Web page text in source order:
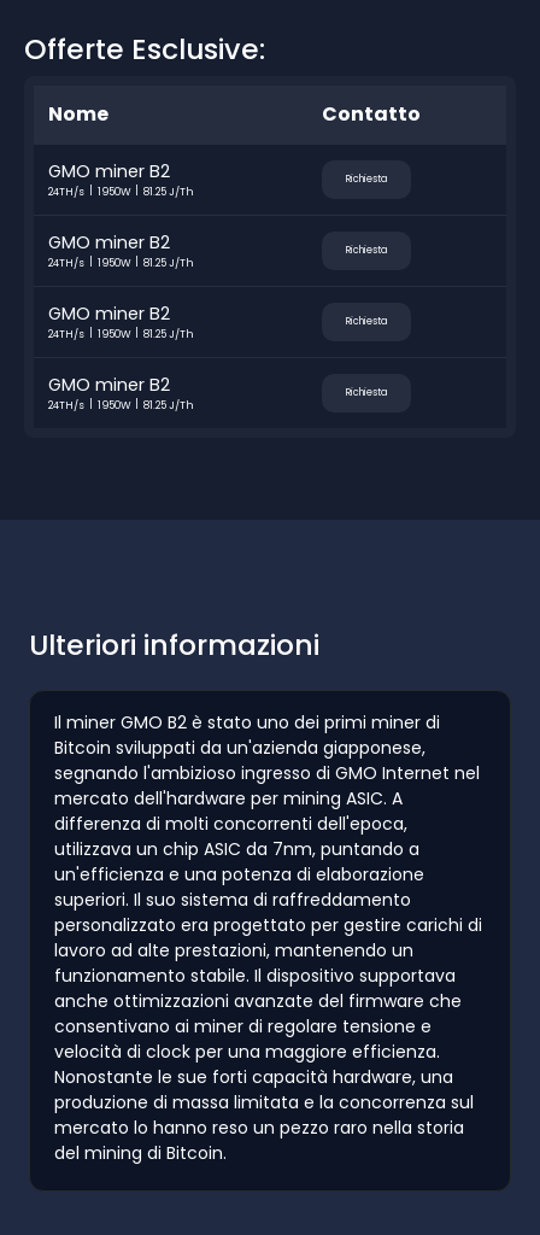
Offerte Esclusive:
Nome Contatto
GMO miner B2
24TH/s 1950W 81.25 J/Th
Richiesta
GMO miner B2
24TH/s 1950W 81.25 J/Th
Richiesta
GMO miner B2
24TH/s 1950W 81.25 J/Th
Richiesta
GMO miner B2
24TH/s 1950W 81.25 J/Th
Richiesta
Ulteriori informazioni
Il miner GMO B2 è stato uno dei primi miner di
Bitcoin sviluppati da un'azienda giapponese,
segnando l'ambizioso ingresso di GMO Internet nel
mercato dell'hardware per mining ASIC. A
differenza di molti concorrenti dell'epoca,
utilizzava un chip ASIC da 7nm, puntando a
un'efficienza e una potenza di elaborazione
superiori. Il suo sistema di raffreddamento
personalizzato era progettato per gestire carichi di
lavoro ad alte prestazioni, mantenendo un
funzionamento stabile. Il dispositivo supportava
anche ottimizzazioni avanzate del firmware che
consentivano ai miner di regolare tensione e
velocità di clock per una maggiore efficienza.
Nonostante le sue forti capacità hardware, una
produzione di massa limitata e la concorrenza sul
mercato lo hanno reso un pezzo raro nella storia
del mining di Bitcoin.